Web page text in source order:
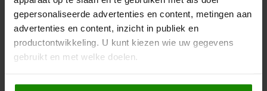
gepersonaliseerde advertenties en content, metingen aan
advertenties en content, inzicht in publiek en
productontwikkeling. U kunt kiezen wie uw gegevens
gebruikt en met welke doelen.
Als u het toestaat, willen we ook graag: